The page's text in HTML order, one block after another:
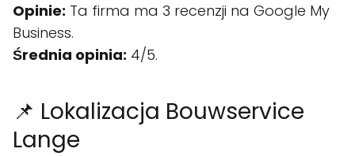
Opinie: Ta firma ma 3 recenzji na Google My
Business.
Średnia opinia: 4/5.
📌 Lokalizacja Bouwservice
Lange